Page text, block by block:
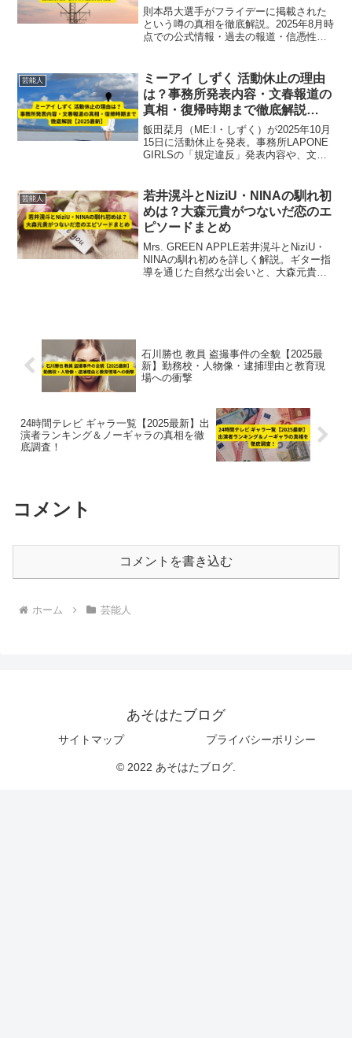
報】
則本昂大選手がフライデーに掲載された
という噂の真相を徹底解説。2025年8月時
点での公式情報・過去の報道・信憑性や
芸能人
ミーアイ しずく 活動休止の理由
は？事務所発表内容・文春報道の
真相・復帰時期まで徹底解説
【2025最新】
飯田栞月（ME:I・しずく）が2025年10月
15日に活動休止を発表。事務所LAPONE
GIRLSの「規定違反」発表内容や、文春
徹底解説します。
芸能人
若井滉斗とNiziU・NINAの馴れ初
めは？大森元貴がつないだ恋のエ
ピソードまとめ
Mrs. GREEN APPLE若井滉斗とNiziU・
NINAの馴れ初めを詳しく解説。ギター指
導を通じた自然な出会いと、大森元貴が
石川勝也 教員 盗撮事件の全貌【2025最
新】勤務校・人物像・逮捕理由と教育現
場への衝撃
24時間テレビ ギャラ一覧【2025最新】出
演者ランキング＆ノーギャラの真相を徹
底調査！
コメント
コメントを書き込む
ホーム 芸能人
あそはたブログ
サイトマップ プライバシーポリシー
© 2022 あそはたブログ.